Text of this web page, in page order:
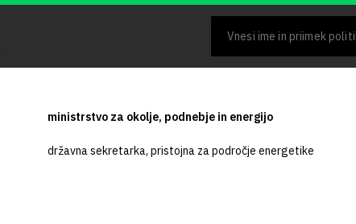
ministrstvo za okolje, podnebje in energijo
državna sekretarka, pristojna za področje energetike